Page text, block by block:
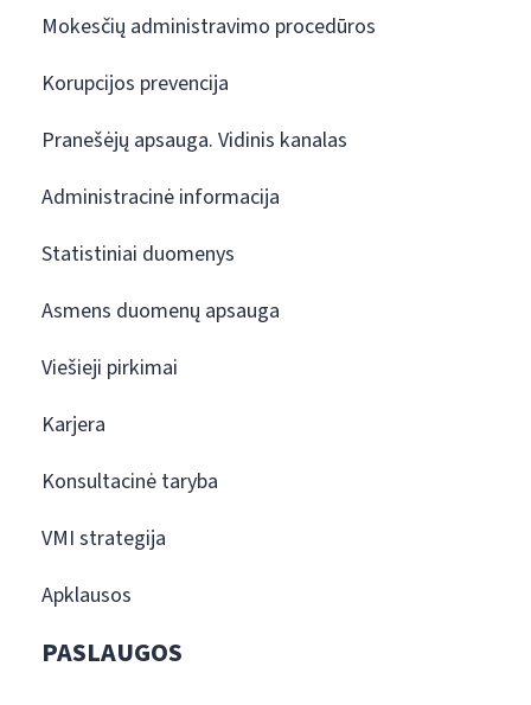
Mokesčių administravimo procedūros
Korupcijos prevencija
Pranešėjų apsauga. Vidinis kanalas
Administracinė informacija
Statistiniai duomenys
Asmens duomenų apsauga
Viešieji pirkimai
Karjera
Konsultacinė taryba
VMI strategija
Apklausos
PASLAUGOS